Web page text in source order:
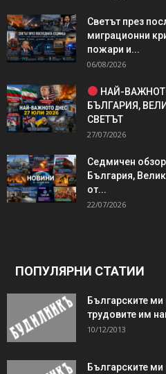
Светът през
миграционни
пожари и...
06/08/2026
НАЙ-
БЪЛГАРИЯ,
СВЕТЪТ
27/07/2026
Седмичен
България,
от...
22/07/2026
ПОПУЛЯРНИ СТАТИИ
Българските ми
трудовите им
10/12/2013
Българските